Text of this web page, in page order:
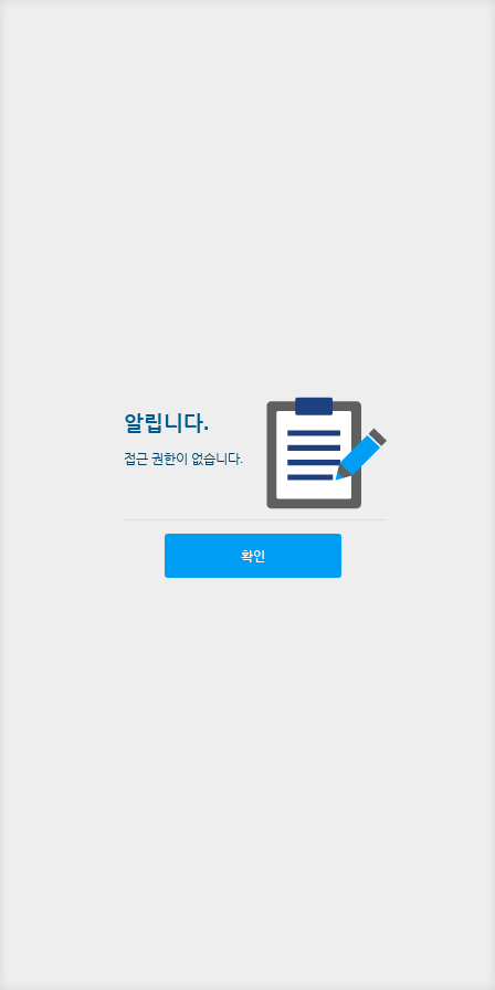
알립니다.
접근 권한이 없습니다.